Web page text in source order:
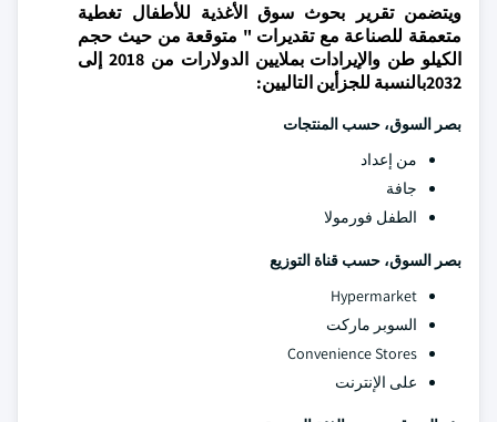
ويتضمن تقرير بحوث سوق الأغذية للأطفال تغطية
متعمقة للصناعة مع تقديرات " متوقعة من حيث حجم
الكيلو طن والإيرادات بملايين الدولارات من 2018 إلى
2032بالنسبة للجزأين التاليين:
بصر السوق، حسب المنتجات
من إعداد
جافة
الطفل فورمولا
بصر السوق، حسب قناة التوزيع
Hypermarket
السوبر ماركت
Convenience Stores
على الإنترنت